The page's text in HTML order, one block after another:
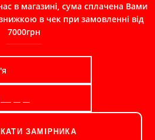
в магазині, сума сплачена Вами
в чек при замовленні від
7000грн
ЗАМІРНИКА